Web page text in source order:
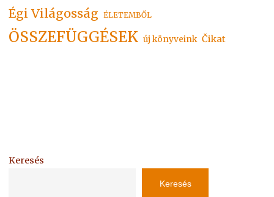
Égi Világosság ÉLETEMBŐL
ÖSSZEFÜGGÉSEK új könyveink Čikat
Keresés
Keresés